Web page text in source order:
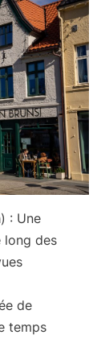
: Une
long des
de
temps